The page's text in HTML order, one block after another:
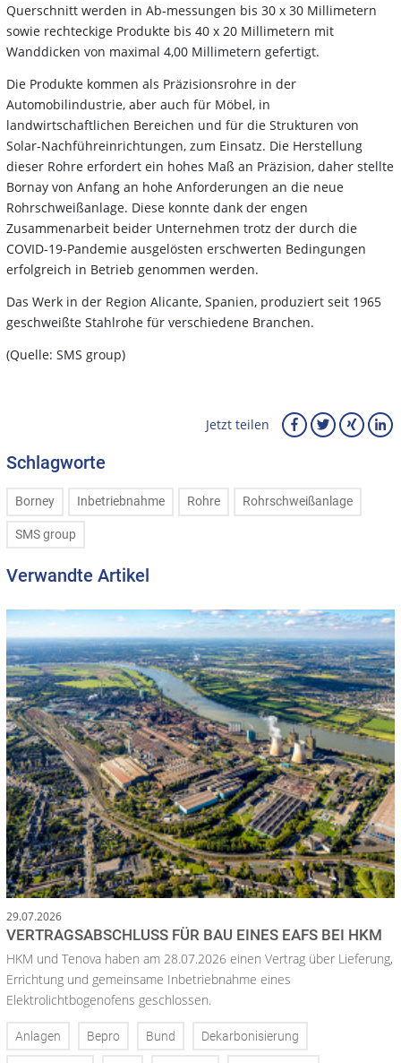
Querschnitt werden in Ab-messungen bis 30 x 30 Millimetern
sowie rechteckige Produkte bis 40 x 20 Millimetern mit
Wanddicken von maximal 4,00 Millimetern gefertigt.
Die Produkte kommen als Präzisionsrohre in der
Automobilindustrie, aber auch für Möbel, in
landwirtschaftlichen Bereichen und für die Strukturen von
Solar-Nachführeinrichtungen, zum Einsatz. Die Herstellung
dieser Rohre erfordert ein hohes Maß an Präzision, daher stellte
Bornay von Anfang an hohe Anforderungen an die neue
Rohrschweißanlage. Diese konnte dank der engen
Zusammenarbeit beider Unternehmen trotz der durch die
COVID-19-Pandemie ausgelösten erschwerten Bedingungen
erfolgreich in Betrieb genommen werden.
Das Werk in der Region Alicante, Spanien, produziert seit 1965
geschweißte Stahlrohe für verschiedene Branchen.
(Quelle: SMS group)
Jetzt teilen
Schlagworte
Borney Inbetriebnahme Rohre Rohrschweißanlage
SMS group
Verwandte Artikel
29.07.2026
VERTRAGSABSCHLUSS FÜR BAU EINES EAFS BEI HKM
HKM und Tenova haben am 28.07.2026 einen Vertrag über Lieferung,
Errichtung und gemeinsame Inbetriebnahme eines
Elektrolichtbogenofens geschlossen.
Anlagen Bepro Bund Dekarbonisierung